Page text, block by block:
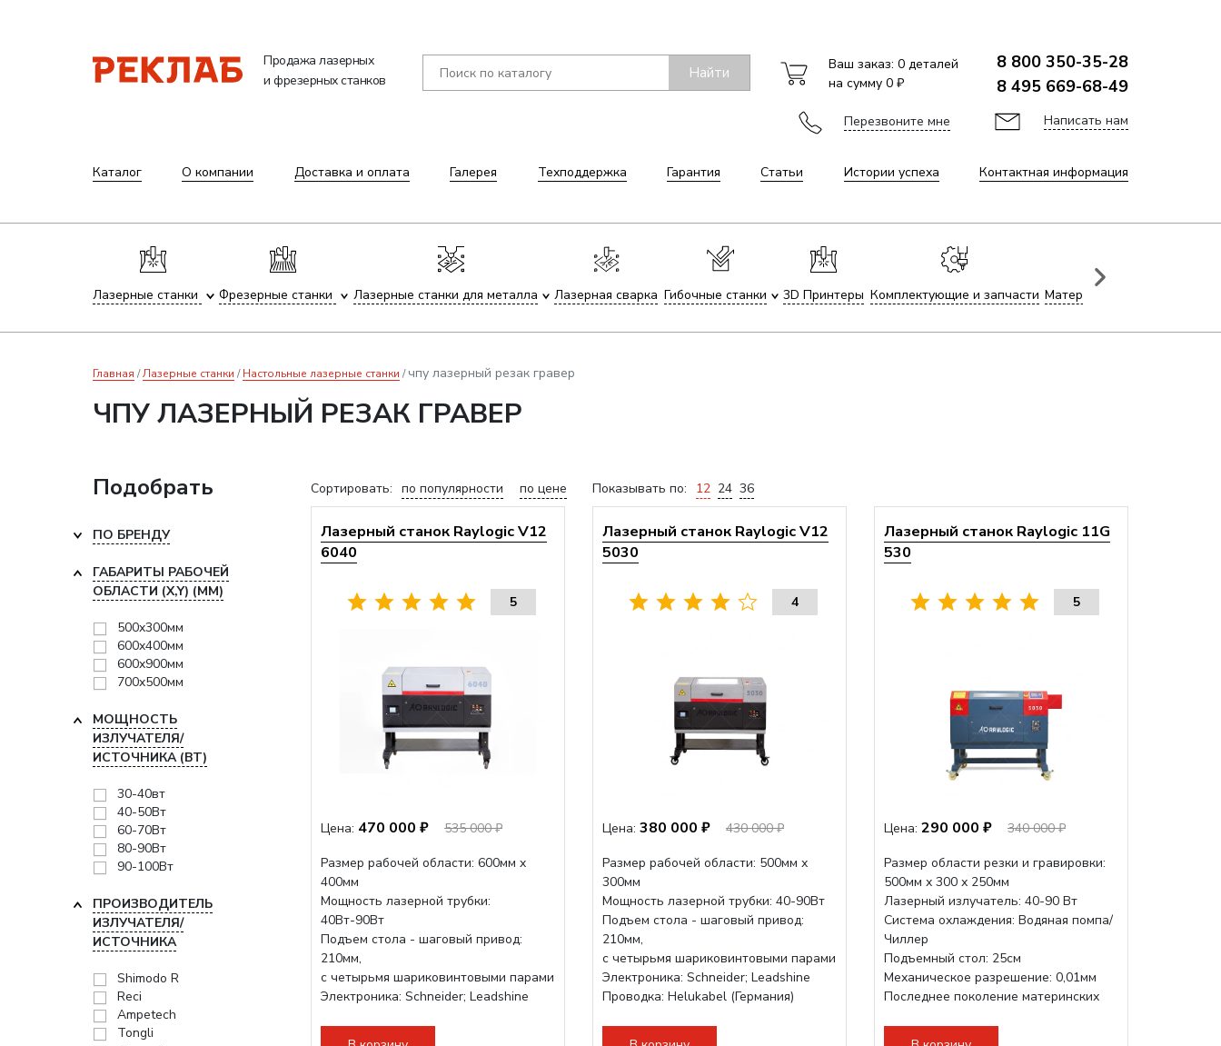
Продажа лазерных
и фрезерных станков
Найти Ваш заказ: 0деталей
на сумму 0 ₽
8 800 350-35-28
8 495 669-68-49
Перезвоните мне Написать нам
Каталог О компании Доставка и оплата Галерея Техподдержка Гарантия Статьи Истории успеха Контактная информация
Лазерные станки Фрезерные станки Лазерные станки для металла Лазерная сварка Гибочные станки 3D Принтеры Комплектующие и запчасти Материалы для лазерной
Главная Лазерные станки Настольные лазерные станки чпу лазерный резак гравер
ЧПУ ЛАЗЕРНЫЙ РЕЗАК ГРАВЕР
Сортировать: по популярности по цене Показывать по: 12 24 36
Лазерный станок Raylogic V12
6040
5
Цена: 470 000 ₽
535 000 ₽
Размер рабочей области: 600мм x
400мм
Мощность лазерной трубки:
40Вт-90Вт
Подъем стола - шаговый привод:
210мм,
с четырьмя шариковинтовыми парами
Электроника: Schneider; Leadshine
Лазерный станок Raylogic V12
5030
4
Цена: 380 000 ₽
430 000 ₽
Размер рабочей области: 500мм х
300мм
Мощность лазерной трубки: 40-90Вт
Подъем стола - шаговый привод:
210мм,
с четырьмя шариковинтовыми парами
Электроника: Schneider; Leadshine
Проводка: Helukabel (Германия)
Лазерный станок Raylogic 11G
530
5
Цена: 290 000 ₽
340 000 ₽
Размер области резки и гравировки:
500мм х 300 х 250мм
Лазерный излучатель: 40-90 Вт
Система охлаждения: Водяная помпа/
Чиллер
Подъемный стол: 25см
Механическое разрешение: 0,01мм
Последнее поколение материнских
Подобрать
ПО БРЕНДУ
ГАБАРИТЫ РАБОЧЕЙ
ОБЛАСТИ (X,Y) (ММ)
500x300мм
600x400мм
600x900мм
700x500мм
МОЩНОСТЬ
ИЗЛУЧАТЕЛЯ/
ИСТОЧНИКА (ВТ)
30-40вт
40-50Вт
60-70Вт
80-90Вт
90-100Вт
ПРОИЗВОДИТЕЛЬ
ИЗЛУЧАТЕЛЯ/
ИСТОЧНИКА
Shimodo R
Reci
Ampetech
Tongli